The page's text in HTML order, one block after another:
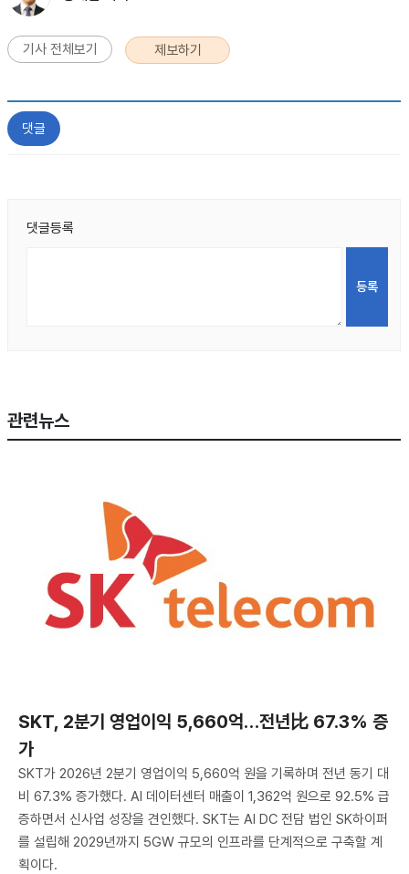
기사 전체보기 제보하기
댓글
댓글등록
관련뉴스
SKT, 2분기 영업이익 5,660억…전년比 67.3% 증
가
SKT가 2026년 2분기 영업이익 5,660억 원을 기록하며 전년 동기 대
비 67.3% 증가했다. AI 데이터센터 매출이 1,362억 원으로 92.5% 급
증하면서 신사업 성장을 견인했다. SKT는 AI DC 전담 법인 SK하이퍼
를 설립해 2029년까지 5GW 규모의 인프라를 단계적으로 구축할 계
획이다.